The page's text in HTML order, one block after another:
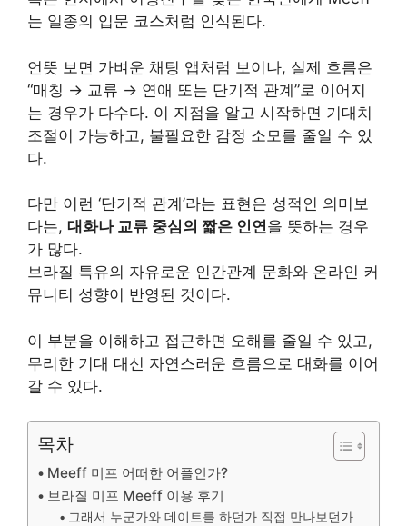
는 일종의 입문 코스처럼 인식된다.
언뜻 보면 가벼운 채팅 앱처럼 보이나, 실제 흐름은
“매칭 → 교류 → 연애 또는 단기적 관계”로 이어지
는 경우가 다수다. 이 지점을 알고 시작하면 기대치
조절이 가능하고, 불필요한 감정 소모를 줄일 수 있
다.
다만 이런 ‘단기적 관계’라는 표현은 성적인 의미보
다는, 대화나 교류 중심의 짧은 인연을 뜻하는 경우
가 많다.
브라질 특유의 자유로운 인간관계 문화와 온라인 커
뮤니티 성향이 반영된 것이다.
이 부분을 이해하고 접근하면 오해를 줄일 수 있고,
무리한 기대 대신 자연스러운 흐름으로 대화를 이어
갈 수 있다.
목차
Meeff 미프 어떠한 어플인가?
브라질 미프 Meeff 이용 후기
그래서 누군가와 데이트를 하던가 직접 만나보던가